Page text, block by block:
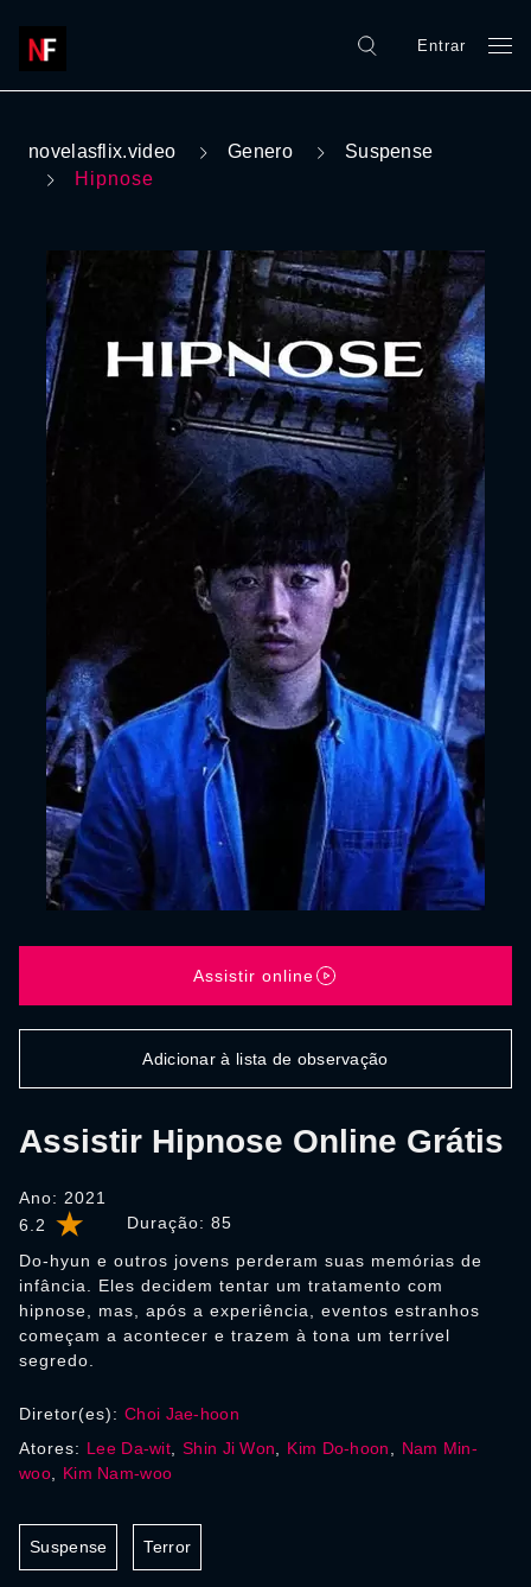
Entrar
novelasflix.video Genero
Suspense
Hipnose
6.2 Duração: 85
Assistir Hipnose Online Grátis
Ano: 2021
Do-hyun e outros jovens perderam suas memórias de
infância. Eles decidem tentar um tratamento com
hipnose, mas, após a experiência, eventos estranhos
começam a acontecer e trazem à tona um terrível
segredo.
Assistir online
Adicionar à lista de observação
Diretor(es): Choi Jae-hoon
Atores: Lee Da-wit Shin Ji Won Kim Do-hoon
Nam Min-
woo, Kim Nam-woo
Suspense Terror